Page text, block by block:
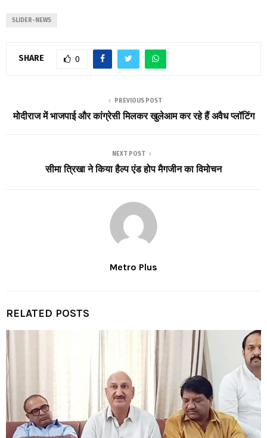
SLIDER-NEWS
SHARE 0
PREVIOUS POST
मोदीराज में भाजपाई और कांग्रेसी मिलकर खुलेआम कर रहे हैं अवैध प्लॉटिंग
NEXT POST
सीमा त्रिखा ने किया हैल्प एंड होप मैगजीन का विमोचन
Metro Plus
RELATED POSTS